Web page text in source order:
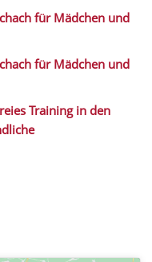
für Mädchen und
für Mädchen und
Training in den